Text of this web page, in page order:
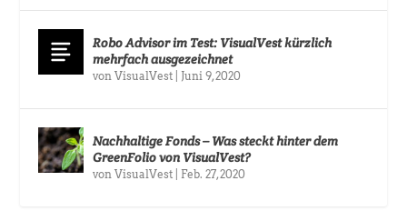
Robo Advisor im Test: VisualVest kürzlich
mehrfach ausgezeichnet
vonVisualVest Juni 9, 2020
Nachhaltige Fonds – Was steckt hinter dem
GreenFolio von VisualVest?
vonVisualVest Feb. 27, 2020